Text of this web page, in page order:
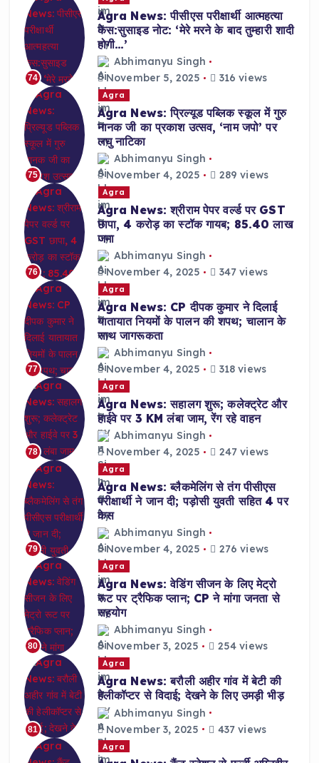
74
Agra News: पीसीएस परीक्षार्थी आत्महत्या
केस:सुसाइड नोट: ‘मेरे मरने के बाद तुम्हारी शादी
होगी…’
Abhimanyu Singh
November 5, 2025
316 views
75
Agra
Agra News: प्रिल्यूड पब्लिक स्कूल में गुरु
नानक जी का प्रकाश उत्सव, ‘नाम जपो’ पर
लघु नाटिका
Abhimanyu Singh
November 4, 2025
289 views
76
Agra
Agra News: श्रीराम पेपर वर्ल्ड पर GST
छापा, 4 करोड़ का स्टॉक गायब; 85.40 लाख
जमा
Abhimanyu Singh
November 4, 2025
347 views
77
Agra
Agra News: CP दीपक कुमार ने दिलाई
यातायात नियमों के पालन की शपथ; चालान के
साथ जागरूकता
Abhimanyu Singh
November 4, 2025
318 views
78
Agra
Agra News: सहालग शुरू; कलेक्ट्रेट और
हाईवे पर 3 KM लंबा जाम, रेंग रहे वाहन
Abhimanyu Singh
November 4, 2025
247 views
79
Agra
Agra News: ब्लैकमेलिंग से तंग पीसीएस
परीक्षार्थी ने जान दी; पड़ोसी युवती सहित 4 पर
केस
Abhimanyu Singh
November 4, 2025
276 views
80
Agra
Agra News: वेडिंग सीजन के लिए मेट्रो
रूट पर ट्रैफिक प्लान; CP ने मांगा जनता से
सहयोग
Abhimanyu Singh
November 3, 2025
254 views
81
Agra
Agra News: बरौली अहीर गांव में बेटी की
हेलीकॉप्टर से विदाई; देखने के लिए उमड़ी भीड़
Abhimanyu Singh
November 3, 2025
437 views
Agra